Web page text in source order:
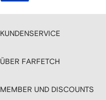
KUNDENSERVICE
ÜBER FARFETCH
MEMBER UND DISCOUNTS